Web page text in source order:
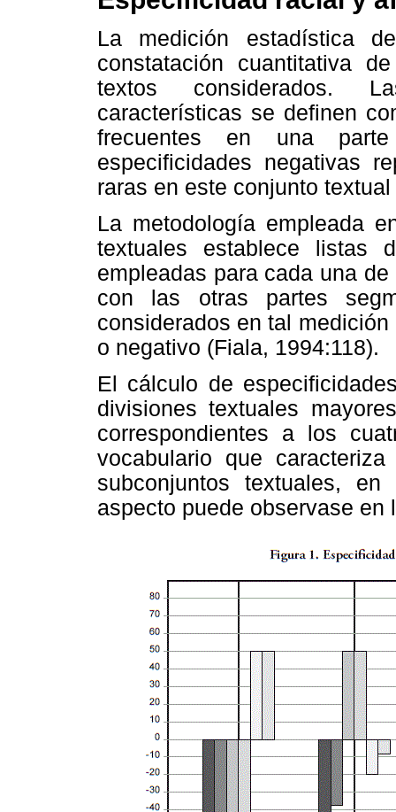
La medición estadística
constatación cuantitativa
textos considerados.
características se definen
frecuentes en una
especificidades negativas
raras en este conjunto
La metodología empleada
textuales establece listas
empleadas para cada una
con las otras partes
considerados en tal
o negativo (Fiala, 1994:118).
El cálculo de
divisiones textuales
correspondientes a los
vocabulario que
subconjuntos textuales,
aspecto puede observase en